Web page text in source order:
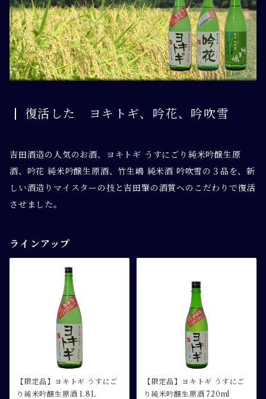
ひやおろしR5
セット
吟醸生酒
復活した ヨキトギ、吟花、吟吹雪
吉田酒造の人気のお酒、ヨキトギ うすにごり純米吟醸生原
酒、吟花 純米吟醸生原酒、竹生嶋 純米酒 吟吹雪の３品を、新
しい酒造りマイスターの技と吉田肇の酒質へのこだわりで復活
させました。
ラインアップ
【限定品】ヨキトギ うすにご
り純米吟醸生原酒 1.8L
【限定品】ヨキトギ うすにご
り純米吟醸生原酒 720ml